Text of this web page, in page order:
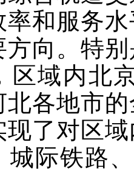
率和服务
方向。特
区域内北
北各地市
现了对区
城际铁路